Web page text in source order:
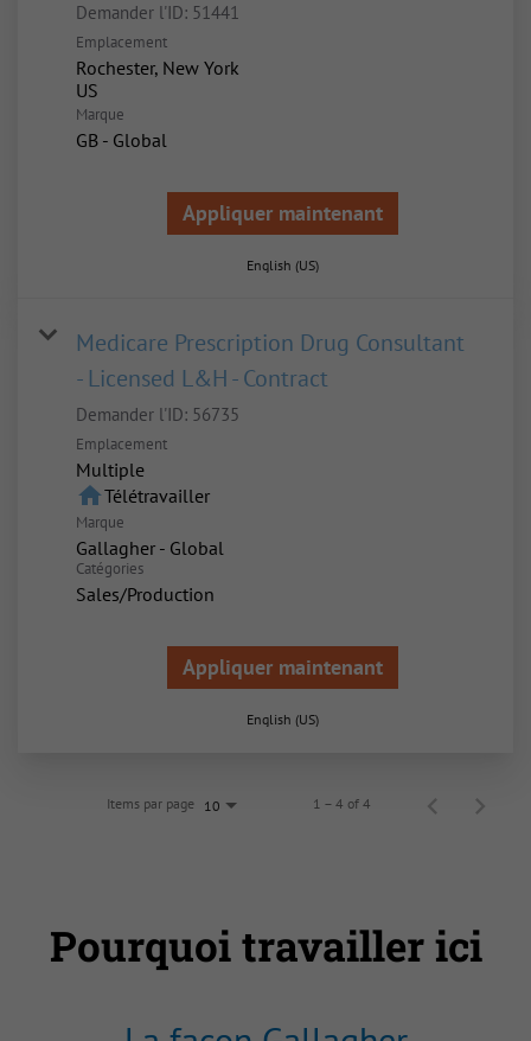
Demander l'ID: 51441
Emplacement
Rochester, New York
Marque
GB - Global
Appliquer maintenant
English (US)
Medicare Prescription Drug Consultant
- Licensed L&H - Contract
Demander l'ID: 56735
Emplacement
Multiple
homeTélétravailler
Marque
Gallagher - Global
Catégories
Sales/Production
Appliquer maintenant
English (US)
Items par page 10 1 – 4 of 4
Pourquoi travailler ici